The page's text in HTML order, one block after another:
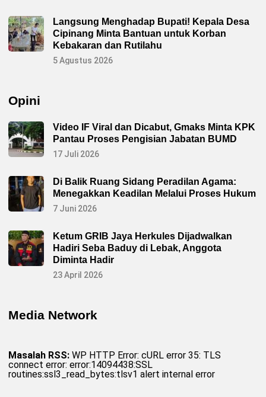
Langsung Menghadap Bupati! Kepala Desa
Cipinang Minta Bantuan untuk Korban
Kebakaran dan Rutilahu
5 Agustus 2026
Opini
Video IF Viral dan Dicabut, Gmaks Minta KPK
Pantau Proses Pengisian Jabatan BUMD
17 Juli 2026
Di Balik Ruang Sidang Peradilan Agama:
Menegakkan Keadilan Melalui Proses Hukum
7 Juni 2026
Ketum GRIB Jaya Herkules Dijadwalkan
Hadiri Seba Baduy di Lebak, Anggota
Diminta Hadir
23 April 2026
Media Network
Masalah RSS: WP HTTP Error: cURL error 35: TLS
connect error: error:14094438:SSL
routines:ssl3_read_bytes:tlsv1 alert internal error